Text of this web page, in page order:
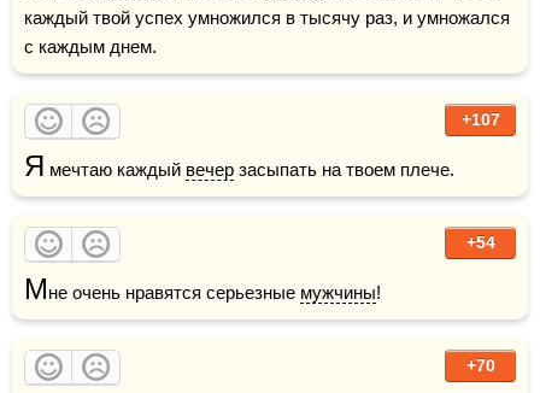
каждый твой успех умножился в тысячу раз, и умножался
с каждым днем.
+107
Я мечтаю каждый вечер засыпать на твоем плече.
+54
Мне очень нравятся серьезные мужчины!
+70